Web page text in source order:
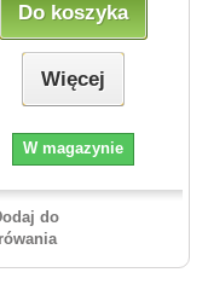
Do koszyka
Więcej
W magazynie
do